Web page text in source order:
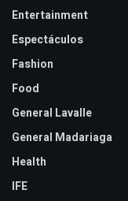
Entertainment
Espectáculos
Fashion
Food
General Lavalle
General Madariaga
Health
IFE